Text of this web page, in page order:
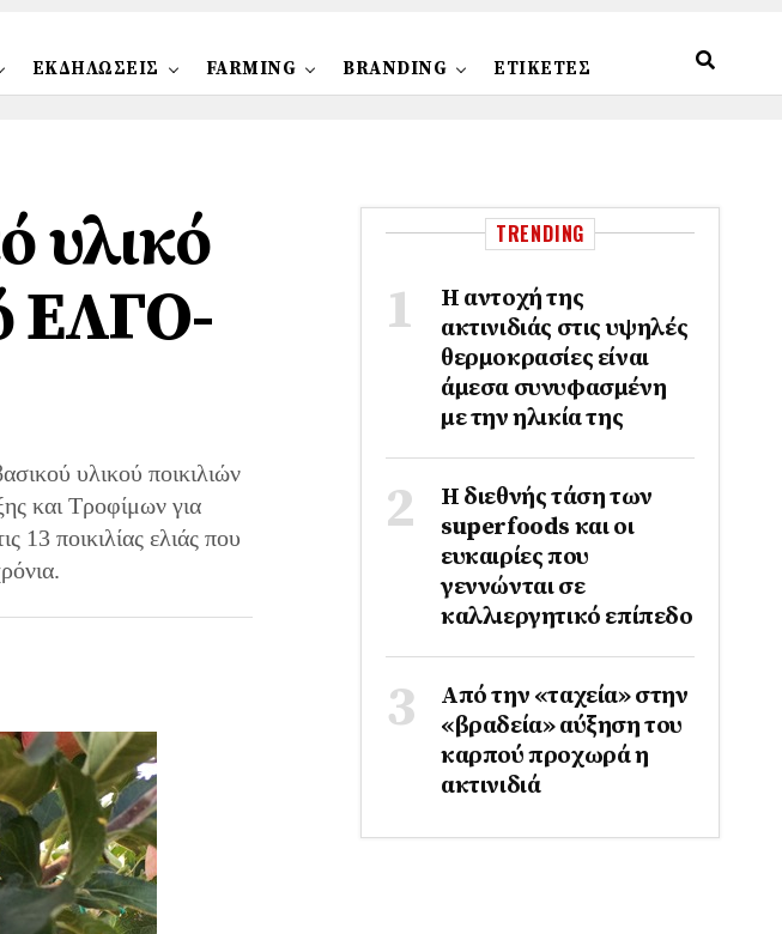
ΕΚΔΗΛΩΣΕΙΣ FARMING BRANDING ΕΤΙΚΕΤΕΣ
υλικό
ΕΛΓΟ-
υλικού ποικιλιών
και Τροφίμων για
13 ποικιλίας ελιάς που
TRENDING
Η αντοχή της
ακτινιδιάς στις υψηλές
θερμοκρασίες είναι
άμεσα συνυφασμένη
με την ηλικία της
Η διεθνής τάση των
superfoods και οι
ευκαιρίες που
γεννώνται σε
καλλιεργητικό επίπεδο
Από την «ταχεία» στην
«βραδεία» αύξηση του
καρπού προχωρά η
ακτινιδιά